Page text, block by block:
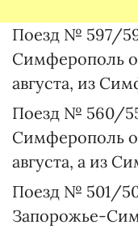
Поезд № 597/
Симферополь
августа, из
Поезд № 560/
Симферополь
августа, а из
Поезд № 501/
Запорожье-